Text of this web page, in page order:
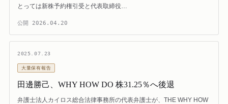
とっては新株予約権引受と代表取締役…
公開 2026.04.20
2025.07.23
大量保有報告
田邊勝己、WHY HOW DO 株31.25％へ後退
弁護士法人カイロス総合法律事務所の代表弁護士が、THE WHY HOW